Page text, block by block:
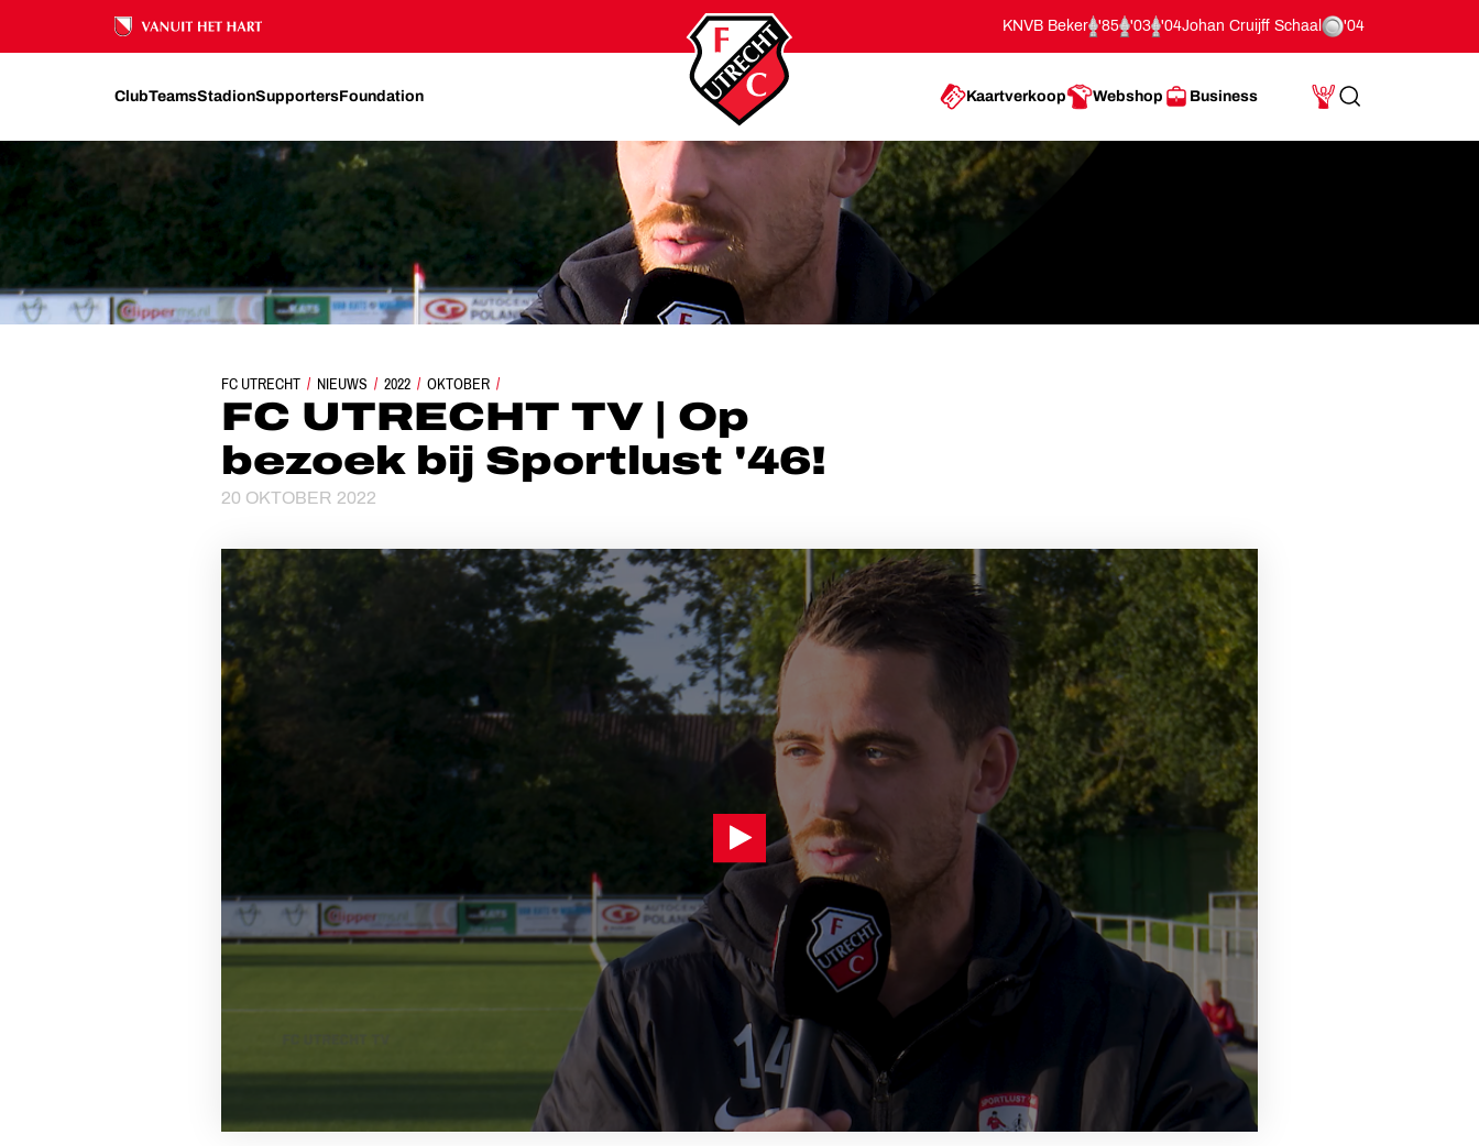
Ons nalatenschap
KNVB Beker '85 '03 '04Johan Cruijff Schaal '04
ClubTeamsStadionSupportersFoundation Kaartverkoop Webshop Business
Mijn Account
Search
FC UTRECHT NIEUWS 2022 OKTOBER
FC UTRECHT TV | OP BEZOEK BIJ SPORTLUST '46!
FC UTRECHT TV | Op
bezoek bij Sportlust '46!
20 OKTOBER 2022